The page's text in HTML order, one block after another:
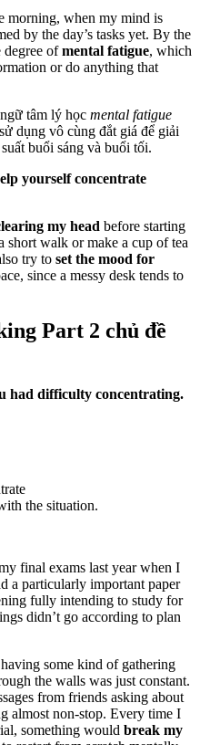
morning, when my mind is
by the day’s tasks yet. By the
degree ofmental fatigue, which
or do anything that
tâm lý học mental fatigue
dụng vô cùng đắt giá để giải
buổi sáng và buổi tối.
yourself concentrate
my head before starting
walk or make a cup of tea
try to set the mood for
since a messy desk tends to
Part 2 chủ đề
had difficulty concentrating.
the situation.
final exams last year when I
a particularly important paper
fully intending to study for
didn’t go according to plan
some kind of gathering
the walls was just constant.
from friends asking about
almost non-stop. Every time I
something would break my